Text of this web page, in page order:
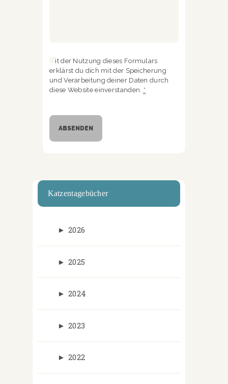
Mit der Nutzung dieses Formulars
erklärst du dich mit der Speicherung
und Verarbeitung deiner Daten durch
diese Website einverstanden. *
Katzentagebücher
► 2026
► 2025
► 2024
► 2023
► 2022